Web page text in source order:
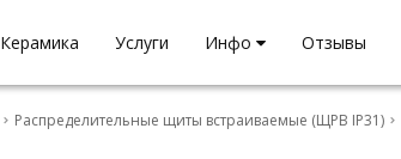
Керамика Услуги Инфо Отзывы
Распределительные щиты встраиваемые (ЩРВ IP31)